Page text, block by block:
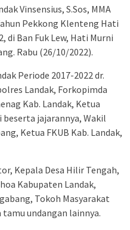
Vinsensius, S.Sos, MMA
Pekkong Klenteng Hati
di Ban Fuk Lew, Hati Murni
Rabu (26/10/2022).
Periode 2017-2022 dr.
Landak, Forkopimda
Kab. Landak, Ketua
jajarannya, Wakil
Ketua FKUB Kab. Landak,
Kepala Desa Hilir Tengah,
Kabupaten Landak,
Tokoh Masyarakat
tamu undangan lainnya.